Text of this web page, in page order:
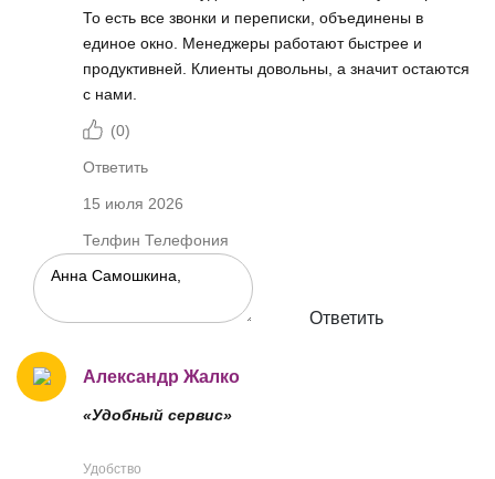
То есть все звонки и переписки, объединены в
единое окно. Менеджеры работают быстрее и
продуктивней. Клиенты довольны, а значит остаются
с нами.
(0)
Ответить
15 июля 2026
Телфин Телефония
Ответить
Александр Жалко
«Удобный сервис»
Удобство